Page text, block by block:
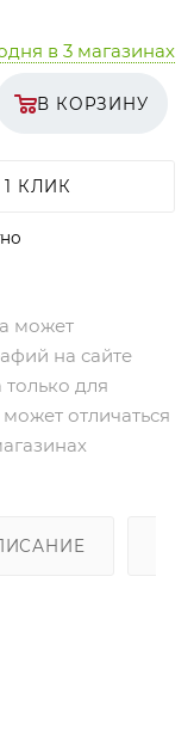
в 3 магазинах
В КОРЗИНУ
КЛИК
может
на сайте
только для
отличаться